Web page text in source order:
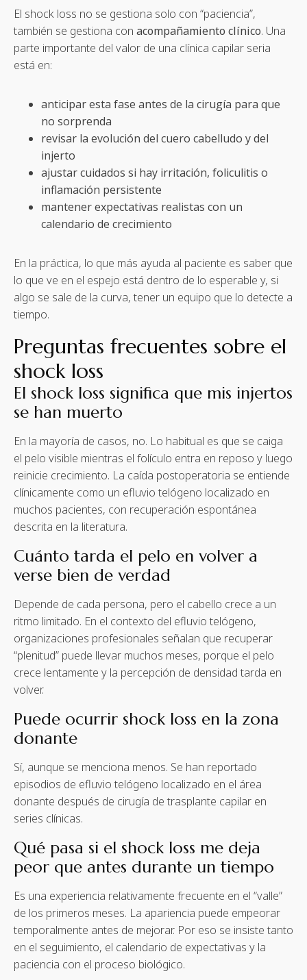
El shock loss no se gestiona solo con “paciencia”,
también se gestiona con acompañamiento clínico. Una
parte importante del valor de una clínica capilar seria
está en:
anticipar esta fase antes de la cirugía para que
no sorprenda
revisar la evolución del cuero cabelludo y del
injerto
ajustar cuidados si hay irritación, foliculitis o
inflamación persistente
mantener expectativas realistas con un
calendario de crecimiento
En la práctica, lo que más ayuda al paciente es saber que
lo que ve en el espejo está dentro de lo esperable y, si
algo se sale de la curva, tener un equipo que lo detecte a
tiempo.
Preguntas frecuentes sobre el
shock loss
El shock loss significa que mis injertos
se han muerto
En la mayoría de casos, no. Lo habitual es que se caiga
el pelo visible mientras el folículo entra en reposo y luego
reinicie crecimiento. La caída postoperatoria se entiende
clínicamente como un efluvio telógeno localizado en
muchos pacientes, con recuperación espontánea
descrita en la literatura.
Cuánto tarda el pelo en volver a
verse bien de verdad
Depende de cada persona, pero el cabello crece a un
ritmo limitado. En el contexto del efluvio telógeno,
organizaciones profesionales señalan que recuperar
“plenitud” puede llevar muchos meses, porque el pelo
crece lentamente y la percepción de densidad tarda en
volver.
Puede ocurrir shock loss en la zona
donante
Sí, aunque se menciona menos. Se han reportado
episodios de efluvio telógeno localizado en el área
donante después de cirugía de trasplante capilar en
series clínicas.
Qué pasa si el shock loss me deja
peor que antes durante un tiempo
Es una experiencia relativamente frecuente en el “valle”
de los primeros meses. La apariencia puede empeorar
temporalmente antes de mejorar. Por eso se insiste tanto
en el seguimiento, el calendario de expectativas y la
paciencia con el proceso biológico.